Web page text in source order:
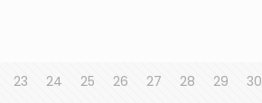
23 24 25 26 27 28 29 30